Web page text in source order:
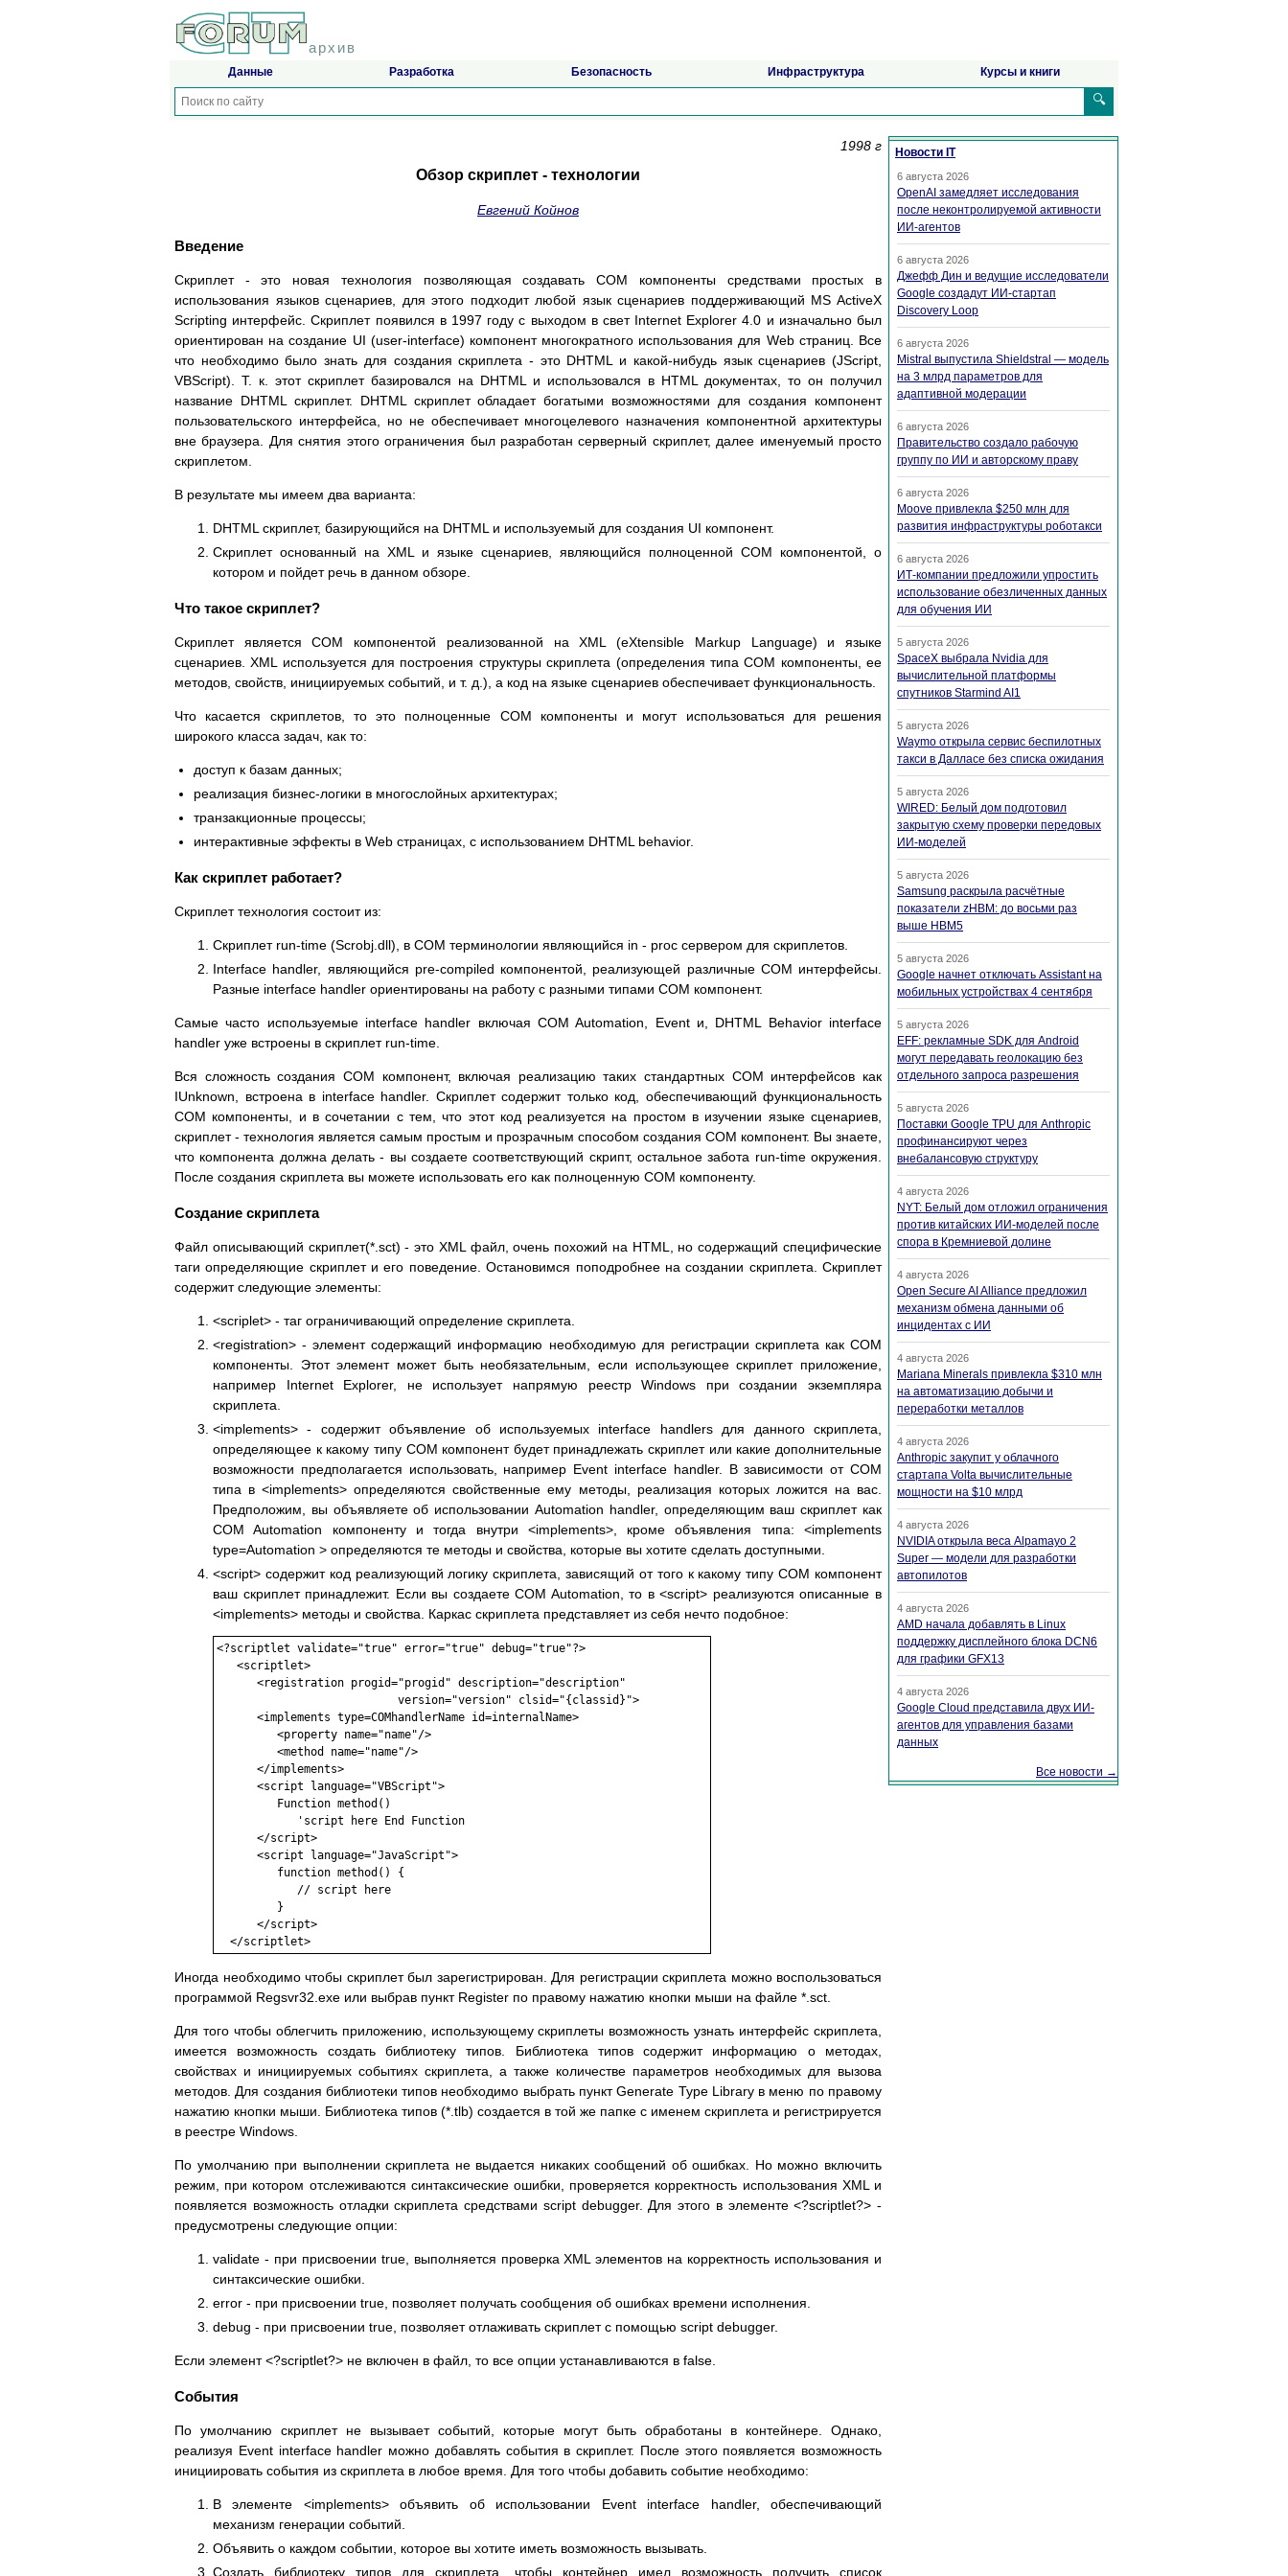
архив
Данные Разработка Безопасность Инфраструктура Курсы и книги
🔍
1998 г
Обзор скриплет - технологии
Евгений Койнов
Введение
Скриплет - это новая технология позволяющая создавать COM компоненты средствами простых в
использования языков сценариев, для этого подходит любой язык сценариев поддерживающий MS ActiveX
Scripting интерфейс. Скриплет появился в 1997 году с выходом в свет Internet Explorer 4.0 и изначально был
ориентирован на создание UI (user-interface) компонент многократного использования для Web страниц. Все
что необходимо было знать для создания скриплета - это DHTML и какой-нибудь язык сценариев (JScript,
VBScript). Т. к. этот скриплет базировался на DHTML и использовался в HTML документах, то он получил
название DHTML скриплет. DHTML скриплет обладает богатыми возможностями для создания компонент
пользовательского интерфейса, но не обеспечивает многоцелевого назначения компонентной архитектуры
вне браузера. Для снятия этого ограничения был разработан серверный скриплет, далее именуемый просто
скриплетом.
В результате мы имеем два варианта:
DHTML скриплет, базирующийся на DHTML и используемый для создания UI компонент.
Скриплет основанный на XML и языке сценариев, являющийся полноценной COM компонентой, о
котором и пойдет речь в данном обзоре.
Что такое скриплет?
Скриплет является COM компонентой реализованной на XML (eXtensible Markup Language) и языке
сценариев. XML используется для построения структуры скриплета (определения типа COM компоненты, ее
методов, свойств, инициируемых событий, и т. д.), а код на языке сценариев обеспечивает функциональность.
Что касается скриплетов, то это полноценные COM компоненты и могут использоваться для решения
широкого класса задач, как то:
доступ к базам данных;
реализация бизнес-логики в многослойных архитектурах;
транзакционные процессы;
интерактивные эффекты в Web страницах, с использованием DHTML behavior.
Как скриплет работает?
Скриплет технология состоит из:
Скриплет run-time (Scrobj.dll), в COM терминологии являющийся in - proc сервером для скриплетов.
Interface handler, являющийся pre-compiled компонентой, реализующей различные COM интерфейсы.
Разные interface handler ориентированы на работу с разными типами COM компонент.
Самые часто используемые interface handler включая COM Automation, Event и, DHTML Behavior interface
handler уже встроены в скриплет run-time.
Вся сложность создания COM компонент, включая реализацию таких стандартных COM интерфейсов как
IUnknown, встроена в interface handler. Скриплет содержит только код, обеспечивающий функциональность
COM компоненты, и в сочетании с тем, что этот код реализуется на простом в изучении языке сценариев,
скриплет - технология является самым простым и прозрачным способом создания COM компонент. Вы знаете,
что компонента должна делать - вы создаете соответствующий скрипт, остальное забота run-time окружения.
После создания скриплета вы можете использовать его как полноценную COM компоненту.
Создание скриплета
Файл описывающий скриплет(*.sct) - это XML файл, очень похожий на HTML, но содержащий специфические
таги определяющие скриплет и его поведение. Остановимся поподробнее на создании скриплета. Скриплет
содержит следующие элементы:
<scriplet> - таг ограничивающий определение скриплета.
<registration> - элемент содержащий информацию необходимую для регистрации скриплета как COM
компоненты. Этот элемент может быть необязательным, если использующее скриплет приложение,
например Internet Explorer, не использует напрямую реестр Windows при создании экземпляра
скриплета.
<implements> - содержит объявление об используемых interface handlers для данного скриплета,
определяющее к какому типу COM компонент будет принадлежать скриплет или какие дополнительные
возможности предполагается использовать, например Event interface handler. В зависимости от COM
типа в <implements> определяются свойственные ему методы, реализация которых ложится на вас.
Предположим, вы объявляете об использовании Automation handler, определяющим ваш скриплет как
COM Automation компоненту и тогда внутри <implements>, кроме объявления типа: <implements
type=Automation > определяются те методы и свойства, которые вы хотите сделать доступными.
<script> содержит код реализующий логику скриплета, зависящий от того к какому типу COM компонент
ваш скриплет принадлежит. Если вы создаете COM Automation, то в <script> реализуются описанные в
<implements> методы и свойства. Каркас скриплета представляет из себя нечто подобное:
<?scriptlet validate="true" error="true" debug="true"?>
   <scriptlet>
      <registration progid="progid" description="description"
                           version="version" clsid="{classid}">
      <implements type=COMhandlerName id=internalName>
         <property name="name"/>
         <method name="name"/>
      </implements>
      <script language="VBScript">
         Function method()
            'script here End Function
      </script>
      <script language="JavaScript">
         function method() {
            // script here
         }
      </script>
  </scriptlet>
Иногда необходимо чтобы скриплет был зарегистрирован. Для регистрации скриплета можно воспользоваться
программой Regsvr32.exe или выбрав пункт Register по правому нажатию кнопки мыши на файле *.sct.
Для того чтобы облегчить приложению, использующему скриплеты возможность узнать интерфейс скриплета,
имеется возможность создать библиотеку типов. Библиотека типов содержит информацию о методах,
свойствах и инициируемых событиях скриплета, а также количестве параметров необходимых для вызова
методов. Для создания библиотеки типов необходимо выбрать пункт Generate Type Library в меню по правому
нажатию кнопки мыши. Библиотека типов (*.tlb) создается в той же папке с именем скриплета и регистрируется
в реестре Windows.
По умолчанию при выполнении скриплета не выдается никаких сообщений об ошибках. Но можно включить
режим, при котором отслеживаются синтаксические ошибки, проверяется корректность использования XML и
появляется возможность отладки скриплета средствами script debugger. Для этого в элементе <?scriptlet?> -
предусмотрены следующие опции:
validate - при присвоении true, выполняется проверка XML элементов на корректность использования и
синтаксические ошибки.
error - при присвоении true, позволяет получать сообщения об ошибках времени исполнения.
debug - при присвоении true, позволяет отлаживать скриплет с помощью script debugger.
Если элемент <?scriptlet?> не включен в файл, то все опции устанавливаются в false.
События
По умолчанию скриплет не вызывает событий, которые могут быть обработаны в контейнере. Однако,
реализуя Event interface handler можно добавлять события в скриплет. После этого появляется возможность
инициировать события из скриплета в любое время. Для того чтобы добавить событие необходимо:
В элементе <implements> объявить об использовании Event interface handler, обеспечивающий
механизм генерации событий.
Объявить о каждом событии, которое вы хотите иметь возможность вызывать.
Создать библиотеку типов для скриплета, чтобы контейнер имел возможность получить список
Новости IT
6 августа 2026
OpenAI замедляет исследования
после неконтролируемой активности
ИИ-агентов
6 августа 2026
Джефф Дин и ведущие исследователи
Google создадут ИИ-стартап
Discovery Loop
6 августа 2026
Mistral выпустила Shieldstral — модель
на 3 млрд параметров для
адаптивной модерации
6 августа 2026
Правительство создало рабочую
группу по ИИ и авторскому праву
6 августа 2026
Moove привлекла $250 млн для
развития инфраструктуры роботакси
6 августа 2026
ИТ-компании предложили упростить
использование обезличенных данных
для обучения ИИ
5 августа 2026
SpaceX выбрала Nvidia для
вычислительной платформы
спутников Starmind AI1
5 августа 2026
Waymo открыла сервис беспилотных
такси в Далласе без списка ожидания
5 августа 2026
WIRED: Белый дом подготовил
закрытую схему проверки передовых
ИИ-моделей
5 августа 2026
Samsung раскрыла расчётные
показатели zHBM: до восьми раз
выше HBM5
5 августа 2026
Google начнет отключать Assistant на
мобильных устройствах 4 сентября
5 августа 2026
EFF: рекламные SDK для Android
могут передавать геолокацию без
отдельного запроса разрешения
5 августа 2026
Поставки Google TPU для Anthropic
профинансируют через
внебалансовую структуру
4 августа 2026
NYT: Белый дом отложил ограничения
против китайских ИИ-моделей после
спора в Кремниевой долине
4 августа 2026
Open Secure AI Alliance предложил
механизм обмена данными об
инцидентах с ИИ
4 августа 2026
Mariana Minerals привлекла $310 млн
на автоматизацию добычи и
переработки металлов
4 августа 2026
Anthropic закупит у облачного
стартапа Volta вычислительные
мощности на $10 млрд
4 августа 2026
NVIDIA открыла веса Alpamayo 2
Super — модели для разработки
автопилотов
4 августа 2026
AMD начала добавлять в Linux
поддержку дисплейного блока DCN6
для графики GFX13
4 августа 2026
Google Cloud представила двух ИИ-
агентов для управления базами
данных
Все новости →